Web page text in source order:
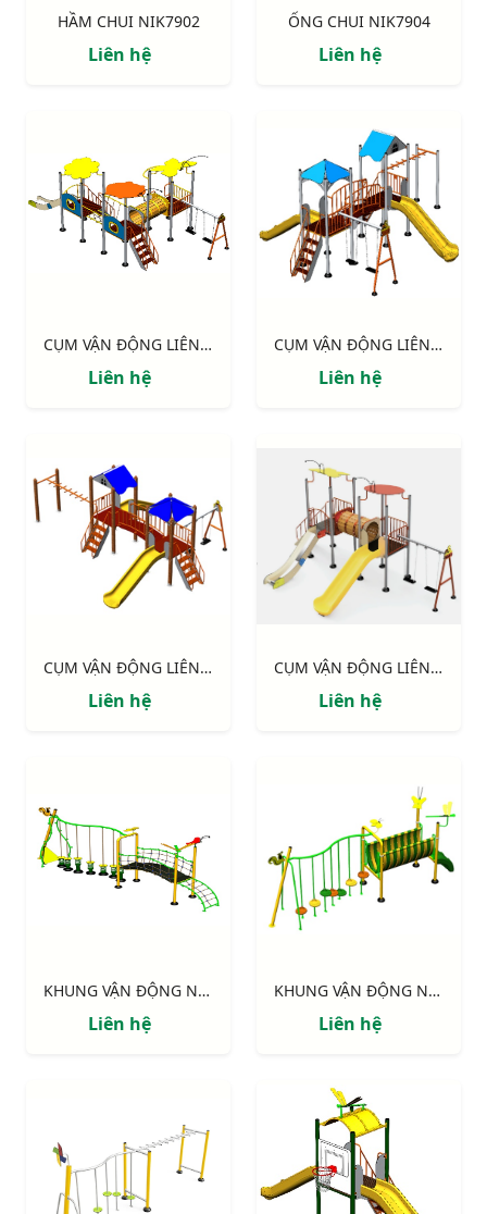
HẦM CHUI NIK7902
Liên hệ
ỐNG CHUI NIK7904
Liên hệ
CỤM VẬN ĐỘNG LIÊN HOÀN 3 MÁI CHE NIK705311
Liên hệ
CỤM VẬN ĐỘNG LIÊN HOÀN 2 MÁI CHE NIK703221
Liên hệ
CỤM VẬN ĐỘNG LIÊN HOÀN 2 MÁI CHE, TRỤ GỖ NIK703221W
Liên hệ
CỤM VẬN ĐỘNG LIÊN HOÀN 2 MÁI CHE NIK703211
Liên hệ
KHUNG VẬN ĐỘNG NIK731146-DV: CHUYỀN DÂY - CẦU VÁN
Liên hệ
KHUNG VẬN ĐỘNG NIK731003-DN: CHUYỀN DÂY - CẦU NHỰA
Liên hệ